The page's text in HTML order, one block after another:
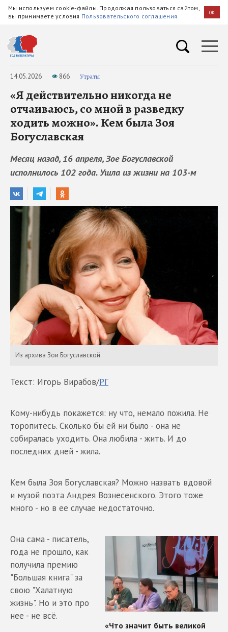
Мы используем cookie-файлы. Продолжая пользоваться сайтом,
вы принимаете условия Пользовательского соглашения OK
14.05.2026 866 Утраты
«Я действительно никогда не
отчаиваюсь, со мной в разведку
ходить можно». Кем была Зоя
Богуславская
Месяц назад, 16 апреля, Зое Богуславской
исполнилось 102 года. Ушла из жизни на 103-м
Из архива Зои Богуславской
Текст: Игорь Вирабов/РГ
Кому-нибудь покажется: ну что, немало пожила. Не
торопитесь. Сколько бы ей ни было - она не
собиралась уходить. Она любила - жить. И до
последних дней - жила.
Кем была Зоя Богуславская? Можно назвать вдовой
и музой поэта Андрея Вознесенского. Этого тоже
много - но в ее случае недостаточно.
Она сама - писатель,
года не прошло, как
получила премию
"Большая книга" за
свою "Халатную
жизнь". Но и это про
нее - не всё.